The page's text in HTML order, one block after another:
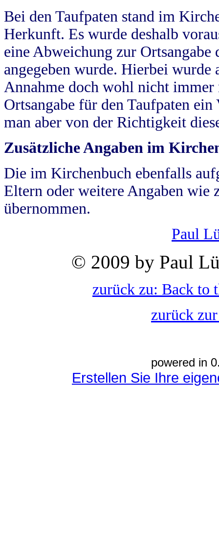
Bei den Taufpaten stand im
Herkunft. Es wurde deshalb
eine Abweichung zur
angegeben wurde. Hierbei wurde
Annahme doch wohl nicht
Ortsangabe für den Taufpaten
man aber von der Richtigkeit
Zusätzliche Angaben im
Die im Kirchenbuch ebenfalls
Eltern oder weitere Angaben wie
übernommen.
Paul
© 2009 by Paul
zurück zu: Back to
zurück
powered in
Erstellen Sie Ihre